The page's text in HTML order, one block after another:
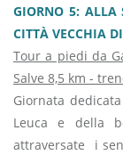
GIORNO 5: ALLA
CITTÀ VECCHIA
Tour a piedi da
Salve 8,5 km -
Giornata
Leuca e della
attraversate i